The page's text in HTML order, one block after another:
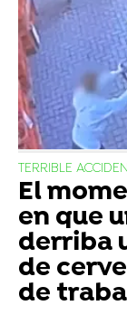
TERRIBLE
El
en que
derriba
de
de